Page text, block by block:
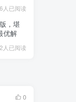
人已阅读
，堪
优解
人已阅读
0